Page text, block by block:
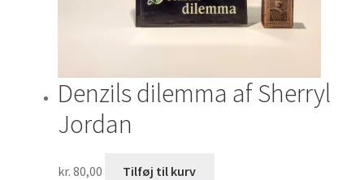
Denzils dilemma af Sherryl
Jordan
kr. 80,00 Tilføj til kurv